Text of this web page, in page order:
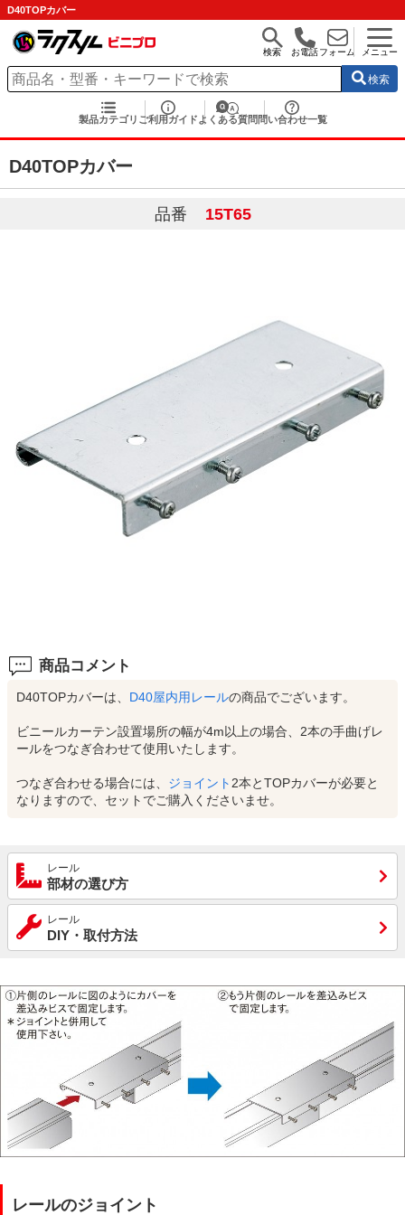
D40TOPカバー
検索 お電話フォーム メニュー
検索
製品カテゴリ ご利用ガイド よくある質問 問い合わせ一覧
D40TOPカバー
品番 15T65
商品コメント
D40TOPカバーは、 D40屋内用レールの商品でございます。
ビニールカーテン設置場所の幅が4m以上の場合、2本の手曲げレ
ールをつなぎ合わせて使用いたします。
つなぎ合わせる場合には、 ジョイント 2本とTOPカバーが必要と
なりますので、セットでご購入くださいませ。
レール
部材の選び方
レール
DIY・取付方法
レールのジョイント